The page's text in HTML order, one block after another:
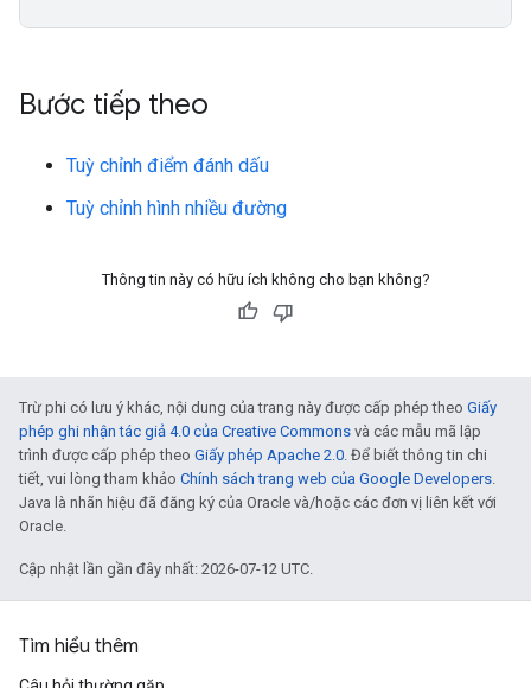
Bước tiếp theo
Tuỳ chỉnh điểm đánh dấu
Tuỳ chỉnh hình nhiều đường
Thông tin này có hữu ích không cho bạn không?
Trừ phi có lưu ý khác, nội dung của trang này được cấp phép theo Giấy
phép ghi nhận tác giả 4.0 của Creative Commons và các mẫu mã lập
trình được cấp phép theo Giấy phép Apache 2.0. Để biết thông tin chi
tiết, vui lòng tham khảo Chính sách trang web của Google Developers.
Java là nhãn hiệu đã đăng ký của Oracle và/hoặc các đơn vị liên kết với
Oracle.
Cập nhật lần gần đây nhất: 2026-07-12 UTC.
Tìm hiểu thêm